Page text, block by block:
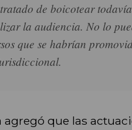
de boicotear
la audiencia. No lo
que se habrían
que las